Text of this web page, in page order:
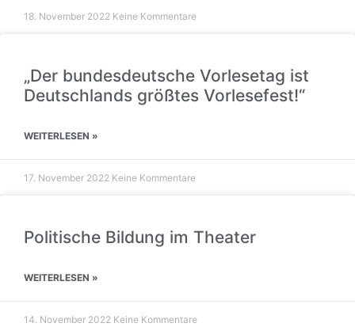
18. November 2022 Keine Kommentare
„Der bundesdeutsche Vorlesetag ist
Deutschlands größtes Vorlesefest!“
WEITERLESEN »
17. November 2022 Keine Kommentare
Politische Bildung im Theater
WEITERLESEN »
14. November 2022 Keine Kommentare